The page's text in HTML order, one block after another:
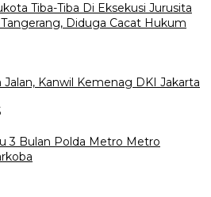
Tiba-Tiba Di Eksekusi Jurusita
Diduga Cacat Hukum
Kanwil Kemenag DKI Jakarta
3 Bulan Polda Metro Metro